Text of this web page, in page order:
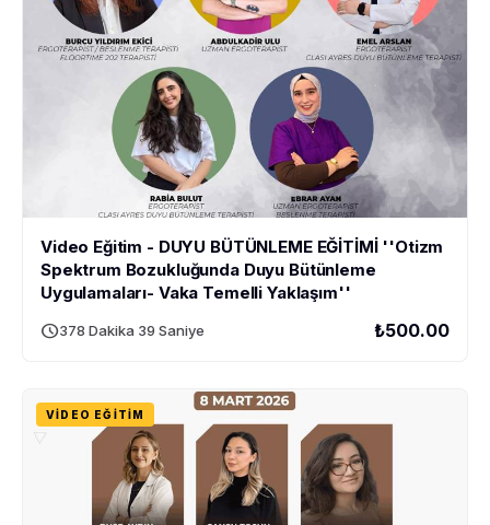
Video Eğitim - DUYU BÜTÜNLEME EĞİTİMİ ''Otizm
Spektrum Bozukluğunda Duyu Bütünleme
Uygulamaları- Vaka Temelli Yaklaşım''
schedule378 Dakika 39 Saniye ₺500.00
VIDEO EĞITIM